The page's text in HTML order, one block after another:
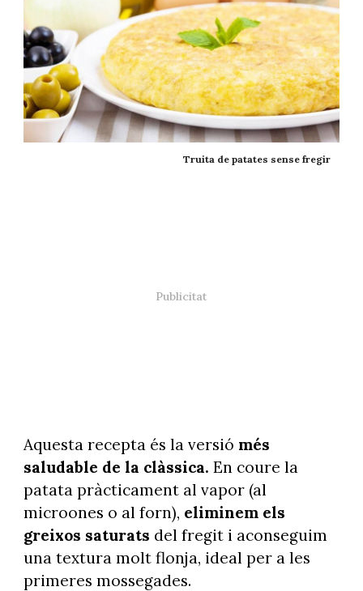
Truita de patates sense fregir
Aquesta recepta és la versió més
saludable de la clàssica. En coure la
patata pràcticament al vapor (al
microones o al forn), eliminem els
greixos saturats del fregit i aconseguim
una textura molt flonja, ideal per a les
primeres mossegades.